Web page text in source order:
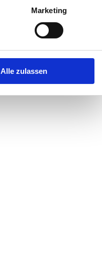
Marketing
Alle zulassen